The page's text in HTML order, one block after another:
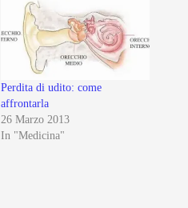
Perdita di udito: come
affrontarla
26 Marzo 2013
In "Medicina"